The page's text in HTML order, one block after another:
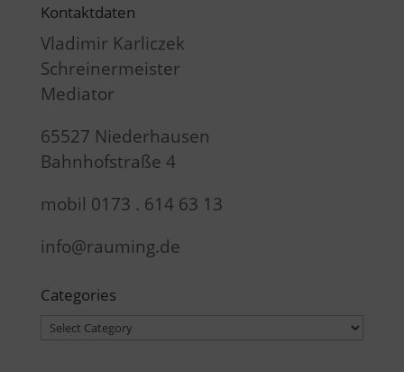
Kontaktdaten
Vladimir Karliczek
Schreinermeister
Mediator
65527 Niederhausen
Bahnhofstraße 4
mobil 0173 . 614 63 13
info@rauming.de
Categories
Categories